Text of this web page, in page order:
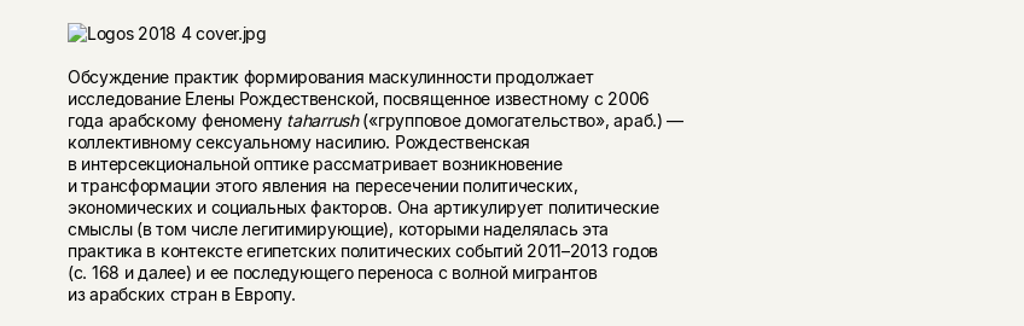
Обсуждение практик формирования маскулинности продолжает
исследование Елены Рождественской, посвященное известному с 2006
года арабскому феномену taharrush(«групповое домогательство», араб.) —
коллективному сексуальному насилию. Рождественская
в интерсекциональной оптике рассматривает возникновение
и трансформации этого явления на пересечении политических,
экономических и социальных факторов. Она артикулирует политические
смыслы (в том числе легитимирующие), которыми наделялась эта
практика в контексте египетских политических событий 2011–2013 годов
(с. 168 и далее) и ее последующего переноса с волной мигрантов
из арабских стран в Европу.